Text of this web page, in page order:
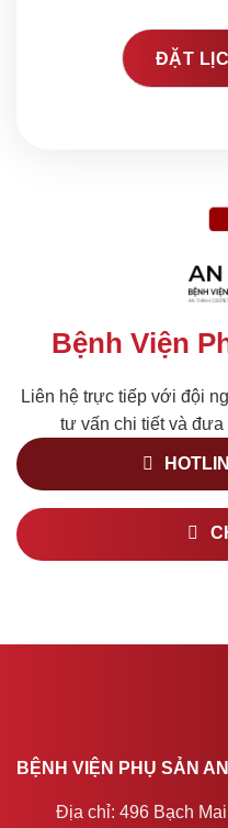
Bệnh Viện
Liên hệ trực tiếp với đội
tư vấn chi tiết và
BỆNH VIỆN PHỤ SẢN
Địa chỉ: 496 Bạch